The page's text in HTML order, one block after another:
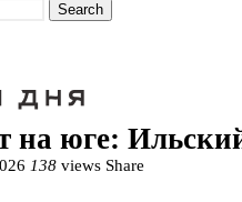
Search
на юге:
138 views Share